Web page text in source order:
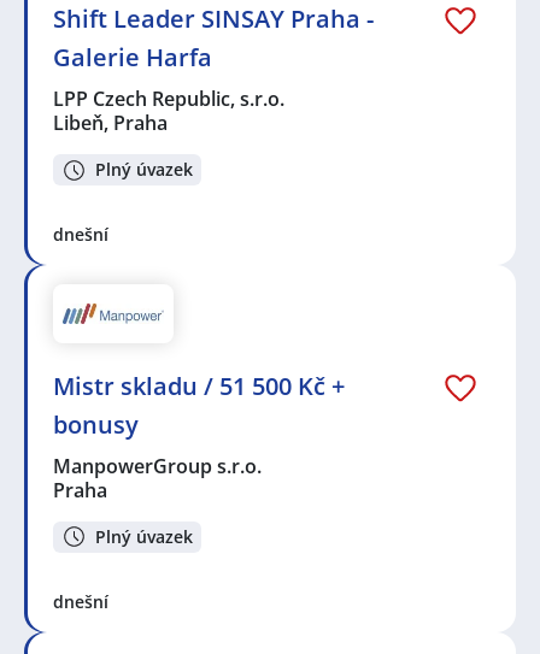
Shift Leader SINSAY Praha -
Galerie Harfa
LPP Czech Republic, s.r.o.
Libeň, Praha
Plný úvazek
dnešní
Mistr skladu / 51 500 Kč +
bonusy
ManpowerGroup s.r.o.
Praha
Plný úvazek
dnešní